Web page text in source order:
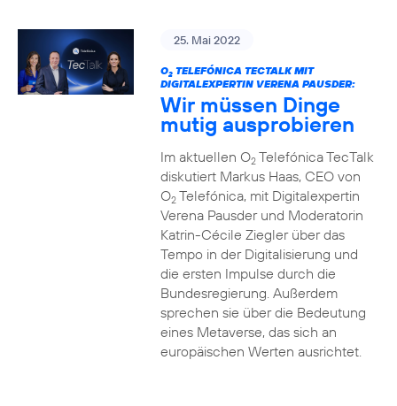
25. Mai 2022
O2TELEFÓNICA TECTALK MIT
DIGITALEXPERTIN VERENA PAUSDER:
Wir müssen Dinge
mutig ausprobieren
Im aktuellen O2Telefónica TecTalk
diskutiert Markus Haas, CEO von
O2Telefónica, mit Digitalexpertin
Verena Pausder und Moderatorin
Katrin-Cécile Ziegler über das
Tempo in der Digitalisierung und
die ersten Impulse durch die
Bundesregierung. Außerdem
sprechen sie über die Bedeutung
eines Metaverse, das sich an
europäischen Werten ausrichtet.